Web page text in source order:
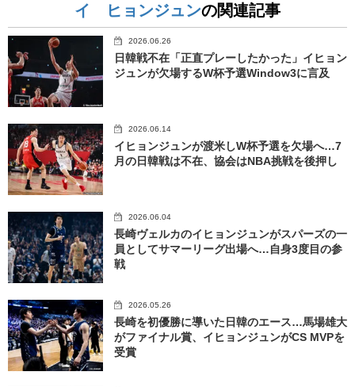
イ ヒョンジュンの関連記事
2026.06.26
日韓戦不在「正直プレーしたかった」イヒョン
ジュンが欠場するW杯予選Window3に言及
2026.06.14
イヒョンジュンが渡米しW杯予選を欠場へ…7
月の日韓戦は不在、協会はNBA挑戦を後押し
2026.06.04
長崎ヴェルカのイヒョンジュンがスパーズの一
員としてサマーリーグ出場へ…自身3度目の参
戦
2026.05.26
長崎を初優勝に導いた日韓のエース…馬場雄大
がファイナル賞、イヒョンジュンがCS MVPを
受賞